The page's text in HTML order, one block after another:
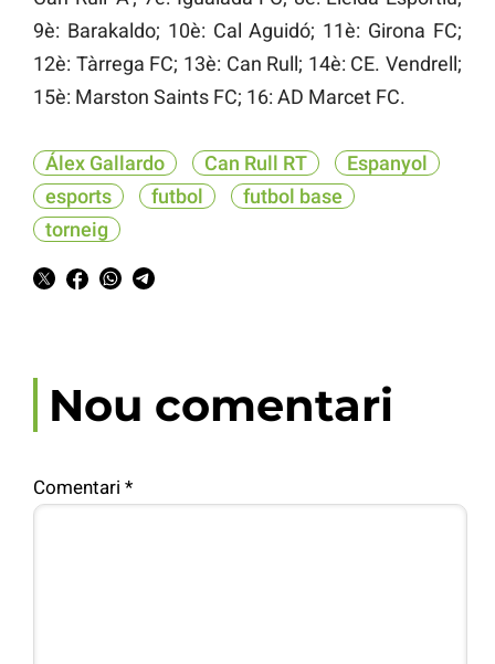
9è: Barakaldo; 10è: Cal Aguidó; 11è: Girona FC;
12è: Tàrrega FC; 13è: Can Rull; 14è: CE. Vendrell;
15è: Marston Saints FC; 16: AD Marcet FC.
Álex Gallardo Can Rull RT
Espanyol
esports
futbol
futbol base
torneig
Nou comentari
Comentari *